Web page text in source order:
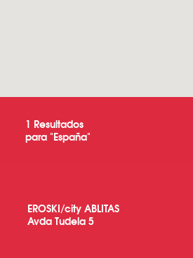
1 Resultados
para "España"
EROSKI/city ABLITAS
Avda Tudela 5